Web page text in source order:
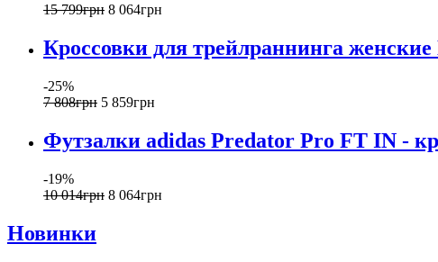
15 799грн 8 064грн
Кроссовки для трейлраннинга
-25%
7 808грн 5 859грн
Футзалки adidas Predator Pro FT IN -
-19%
10 014грн 8 064грн
Новинки